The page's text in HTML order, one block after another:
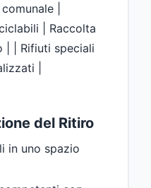
|
| Raccolta
| | Rifiuti speciali
|
del Ritiro
in uno spazio